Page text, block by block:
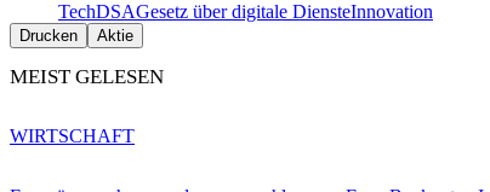
TechDSAGesetz über digitale DiensteInnovation
Drucken Aktie
MEIST GELESEN
WIRTSCHAFT